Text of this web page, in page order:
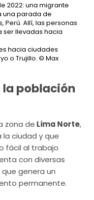
2022: una migrante
una parada de
Perú. Allí, las personas
ser llevadas hacia
hacia ciudades
o Trujillo. © Max
población
zona de Lima Norte,
ciudad y que
fácil al trabajo
con diversas
genera un
permanente.